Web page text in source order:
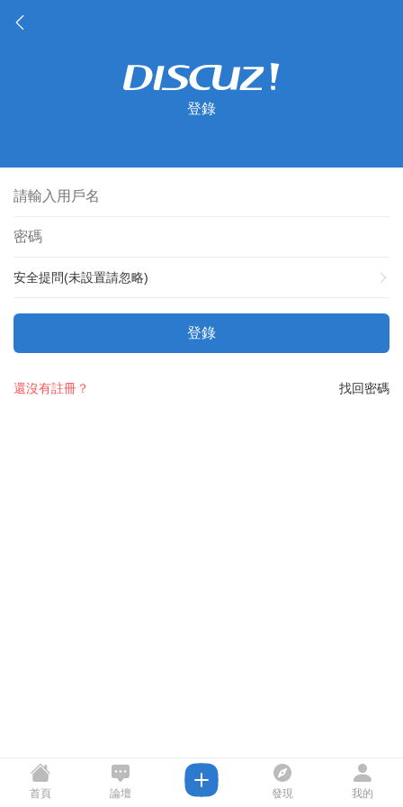
登錄
安全提問(未設置請忽略)
登錄
找回密碼
還沒有註冊？
首頁 論壇 發現 我的